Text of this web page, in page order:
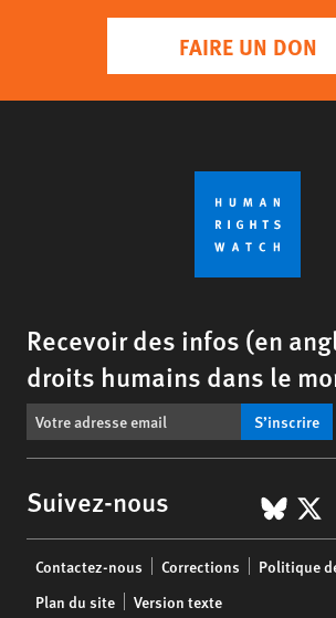
FAIRE UN DON
Recevoir des infos (en
droits humains dans le
S’inscrire
Suivez-nous X
menu
Contactez-nous Corrections
Politique
Plan du site
Version texte